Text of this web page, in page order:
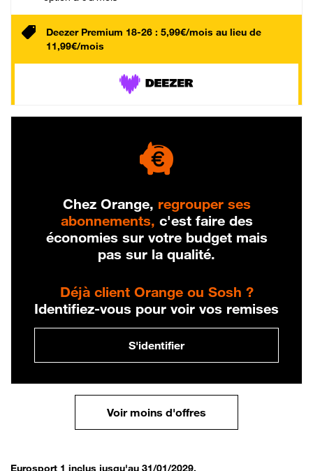
Deezer Premium 18-26 : 5,99€/mois au lieu de
11,99€/mois
Chez Orange, regrouper ses
abonnements, c'est faire des
économies sur votre budget mais
pas sur la qualité.
Déjà client Orange ou Sosh ?
Identifiez-vous pour voir vos remises
S'identifier
Voir moins d'offres
Eurosport 1 inclus jusqu'au 31/01/2029.